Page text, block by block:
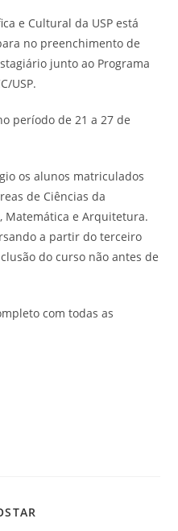
e Cultural da USP está
no preenchimento de
junto ao Programa
USP.
período de 21 a 27 de
os alunos matriculados
de Ciências da
Matemática e Arquitetura.
a partir do terceiro
do curso não antes de
com todas as